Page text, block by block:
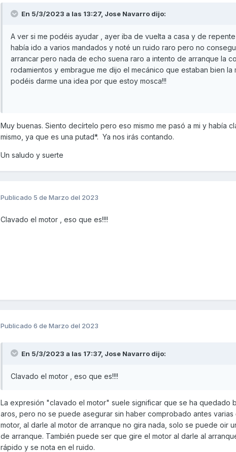
En 5/3/2023 a las 13:27, Jose Navarro dijo:
A ver si me podéis ayudar , ayer iba de vuelta a casa y de
había ido a varios mandados y noté un ruido raro pero no
arrancar pero nada de echo suena raro a intento de arranque la
rodamientos y embrague me dijo el mecánico que estaban bien la
podéis darme una idea por que estoy mosca!!!
Muy buenas. Siento decírtelo pero eso mismo me pasó a mi y había
mismo, ya que es una putad*. Ya nos irás contando.
Un saludo y suerte
Publicado 5 de Marzo del 2023
Clavado el motor , eso que es!!!!
Publicado 6 de Marzo del 2023
En 5/3/2023 a las 17:37, Jose Navarro dijo:
Clavado el motor , eso que es!!!!
La expresión "clavado el motor" suele significar que se ha quedado
aros, pero no se puede asegurar sin haber comprobado antes
motor, al darle al motor de arranque no gira nada, solo se puede oir
de arranque. También puede ser que gire el motor al darle al
rápido y se nota en el ruido.